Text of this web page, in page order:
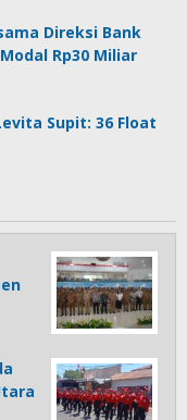
Direksi Bank
Rp30 Miliar
Supit: 36 Float